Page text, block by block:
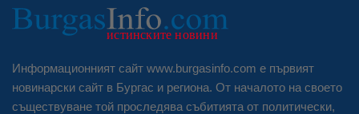
Информационният сайт www.burgasinfo.com е първият
новинарски сайт в Бургас и региона. От началото на своето
съществуване той проследява събитията от политически,